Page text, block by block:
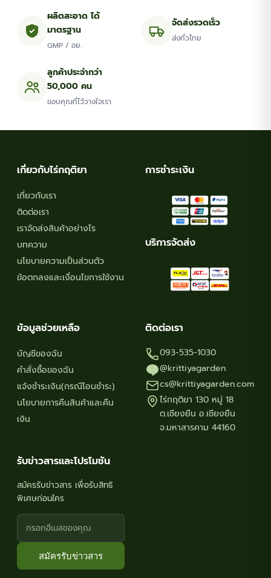
product
ผลิตสะอาด ได้
มาตรฐาน
GMP / อย.
จัดส่งรวดเร็ว
ส่งทั่วไทย
ลูกค้าประจำกว่า
50,000 คน
ขอบคุณที่ไว้วางใจเรา
เกี่ยวกับไร่กฤติยา
เกี่ยวกับเรา
ติดต่อเรา
เราจัดส่งสินค้าอย่างไร
บทความ
นโยบายความเป็นส่วนตัว
ข้อตกลงและเงื่อนไขการใช้งาน
การชำระเงิน
บริการจัดส่ง
ข้อมูลช่วยเหลือ
บัญชีของฉัน
คำสั่งซื้อของฉัน
แจ้งชำระเงิน(กรณีโอนชำระ)
นโยบายการคืนสินค้าและคืน
เงิน
ติดต่อเรา
093-535-1030
@krittiyagarden
cs@krittiyagarden.com
ไร่กฤติยา 130 หมู่ 18
ต.เชียงยืน อ.เชียงยืน
จ.มหาสารคาม 44160
รับข่าวสารและโปรโมชัน
สมัครรับข่าวสาร เพื่อรับสิทธิ
พิเศษก่อนใคร
สมัครรับข่าวสาร